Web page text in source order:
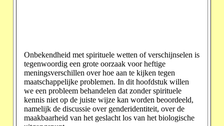
Onbekendheid met spirituele wetten of verschijnselen is
tegenwoordig een grote oorzaak voor heftige
meningsverschillen over hoe aan te kijken tegen
maatschappelijke problemen. In dit hoofdstuk willen
we een probleem behandelen dat zonder spirituele
kennis niet op de juiste wijze kan worden beoordeeld,
namelijk de discussie over genderidentiteit, over de
maakbaarheid van het geslacht los van het biologische